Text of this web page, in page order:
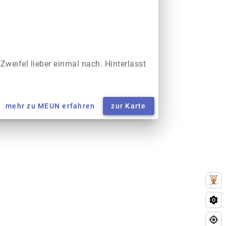
lieber einmal nach. Hinterlasst
mehr zu MEUN erfahren zur Karte